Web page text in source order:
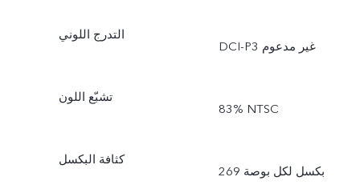
التدرج اللوني
DCI-P3 غير مدعوم
تشبّع اللون
‎83% NTSC
كثافة البكسل
269 بكسل لكل بوصة